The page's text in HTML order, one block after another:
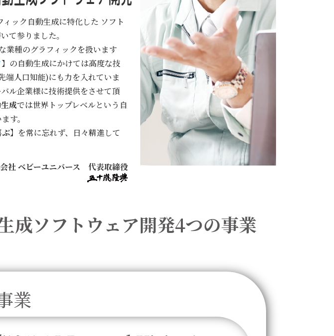
ック自動生成に特化した ソフト
て参りました。
業種のグラフィックを扱います
】の自動生成にかけては高度な技
端人口知能)にも力を入れていま
ル企業様に技術提供をさせて頂
成では世界トップレベルという自
す。
】 を常に忘れず、日々精進して
社 ベビーユニバース 代表取締役
成ソフトウェア開発4つの事業
業